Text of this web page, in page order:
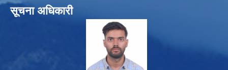
सूचना अधिकारी